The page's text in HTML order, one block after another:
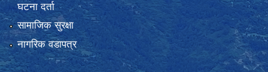
घटना दर्ता
सामाजिक सुरक्षा
नागरिक वडापत्र